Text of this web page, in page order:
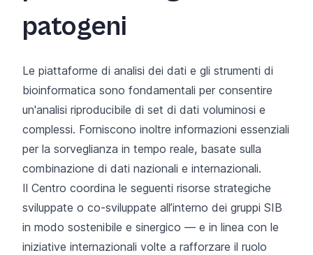
patogeni
Le piattaforme di analisi dei dati e gli strumenti di
bioinformatica sono fondamentali per consentire
un'analisi riproducibile di set di dati voluminosi e
complessi. Forniscono inoltre informazioni essenziali
per la sorveglianza in tempo reale, basate sulla
combinazione di dati nazionali e internazionali.
Il Centro coordina le seguenti risorse strategiche
sviluppate o co-sviluppate all’interno dei gruppi SIB
in modo sostenibile e sinergico — e in linea con le
iniziative internazionali volte a rafforzare il ruolo